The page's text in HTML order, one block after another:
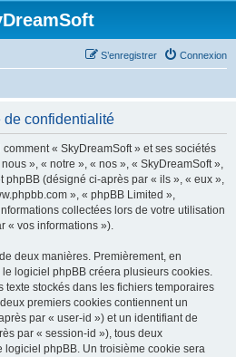
Connexion
S’enregistrer
de confidentialité
« SkyDreamSoft » et ses sociétés
», « notre », « nos », « SkyDreamSoft »,
phpBB (désigné ci-après par « ils », « eux »,
», « phpBB Limited »,
collectées lors de votre utilisation
« vos informations »).
deux manières. Premièrement, en
logiciel phpBB créera plusieurs cookies.
texte stockés dans les fichiers temporaires
premiers cookies contiennent un
par « user-id ») et un identifiant de
par « session-id »), tous deux
phpBB. Un troisième cookie sera